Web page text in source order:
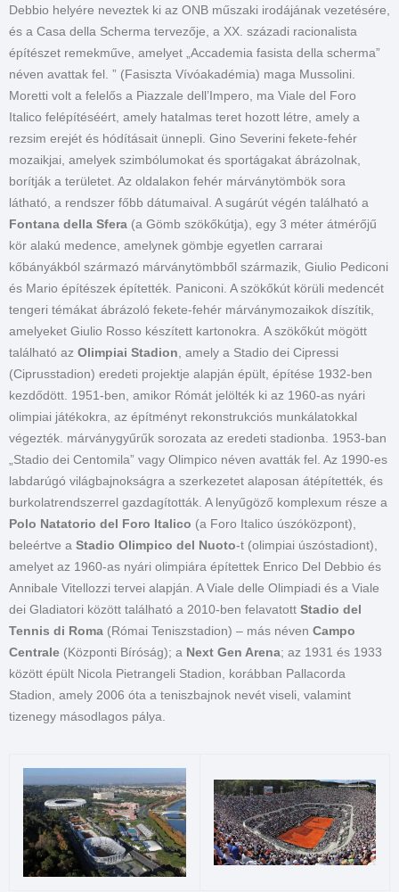
Debbio helyére neveztek ki az ONB műszaki irodájának vezetésére,
és a Casa della Scherma tervezője, a XX. századi racionalista
építészet remekműve, amelyet „Accademia fasista della scherma”
néven avattak fel. ” (Fasiszta Vívóakadémia) maga Mussolini.
Moretti volt a felelős a Piazzale dell’Impero, ma Viale del Foro
Italico felépítéséért, amely hatalmas teret hozott létre, amely a
rezsim erejét és hódításait ünnepli. Gino Severini fekete-fehér
mozaikjai, amelyek szimbólumokat és sportágakat ábrázolnak,
borítják a területet. Az oldalakon fehér márványtömbök sora
látható, a rendszer főbb dátumaival. A sugárút végén található a
Fontana della Sfera (a Gömb szökőkútja), egy 3 méter átmérőjű
kör alakú medence, amelynek gömbje egyetlen carrarai
kőbányákból származó márványtömbből származik, Giulio Pediconi
és Mario építészek építették. Paniconi. A szökőkút körüli medencét
tengeri témákat ábrázoló fekete-fehér márványmozaikok díszítik,
amelyeket Giulio Rosso készített kartonokra. A szökőkút mögött
található az Olimpiai Stadion , amely a Stadio dei Cipressi
(Ciprusstadion) eredeti projektje alapján épült, építése 1932-ben
kezdődött. 1951-ben, amikor Rómát jelölték ki az 1960-as nyári
olimpiai játékokra, az építményt rekonstrukciós munkálatokkal
végezték. márványgyűrűk sorozata az eredeti stadionba. 1953-ban
„Stadio dei Centomila” vagy Olimpico néven avatták fel. Az 1990-es
labdarúgó világbajnokságra a szerkezetet alaposan átépítették, és
burkolatrendszerrel gazdagították. A lenyűgöző komplexum része a
Polo Natatorio del Foro Italico (a Foro Italico úszóközpont),
beleértve a Stadio Olimpico del Nuoto-t (olimpiai úszóstadiont),
amelyet az 1960-as nyári olimpiára építettek Enrico Del Debbio és
Annibale Vitellozzi tervei alapján. A Viale delle Olimpiadi és a Viale
dei Gladiatori között található a 2010-ben felavatott Stadio del
Tennis di Roma (Római Teniszstadion) – más néven Campo
Centrale (Központi Bíróság); a Next Gen Arena; az 1931 és 1933
között épült Nicola Pietrangeli Stadion, korábban Pallacorda
Stadion, amely 2006 óta a teniszbajnok nevét viseli, valamint
tizenegy másodlagos pálya.